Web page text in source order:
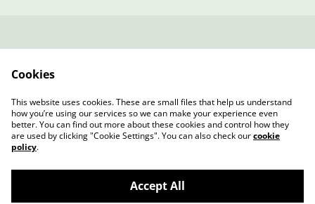
Política de Privacitat
Fitxa Tècnica
SAMARRETA
Cookies
This website uses cookies. These are small files that help us understand
how you’re using our services so we can make your experience even
better. You can find out more about these cookies and control how they
are used by clicking "Cookie Settings". You can also check ourcookie
policy.
Accept All